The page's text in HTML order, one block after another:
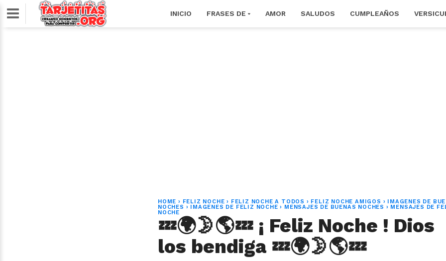
INICIO FRASES DE AMOR SALUDOS CUMPLEAÑOS
HOME › FELIZ NOCHE › FELIZ NOCHE A TODOS › FELIZ NOCHE AMIGOS ›
IMAGENES DE
NOCHES › IMAGENES DE FELIZ NOCHE › MENSAJES DE BUENAS NOCHES › MENSAJES DE
NOCHE
💤🌍🌛🌎💤 ¡ Feliz Noche ! Dios
los bendiga 💤🌍🌛🌎💤